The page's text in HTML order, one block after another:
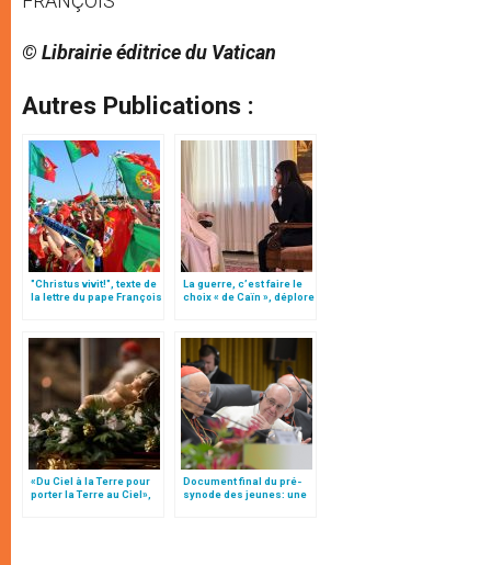
© Librairie éditrice du Vatican
Autres Publications :
"Christus vivit!", texte de
la lettre du pape François
La guerre, c’est faire le
choix « de Caïn », déplore
«Du Ciel à la Terre pour
porter la Terre au Ciel»,
Document final du pré-
synode des jeunes: une